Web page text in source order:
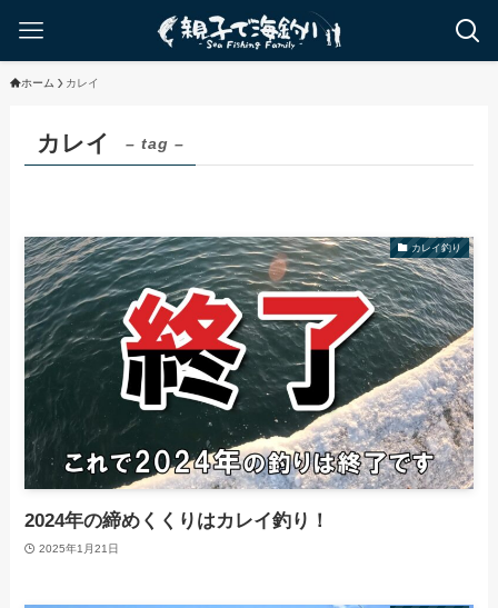
ホーム カレイ
カレイ – tag –
カレイ釣り
2024年の締めくくりはカレイ釣り！
2025年1月21日